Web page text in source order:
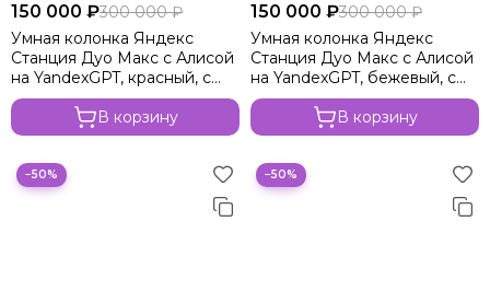
JBL
Marshall
Microsoft
Nintendo
ONYX BOOX
150 000 ₽300 000 ₽
Умная колонка Яндекс
Станция Дуо Макс с Алисой
на YandexGPT, красный, с
Zigbee
В корзину
150 000 ₽300 000 ₽
Умная колонка Яндекс
Станция Дуо Макс с Алисой
на YandexGPT, бежевый, с
Zigbee
В корзину
−50% −50%